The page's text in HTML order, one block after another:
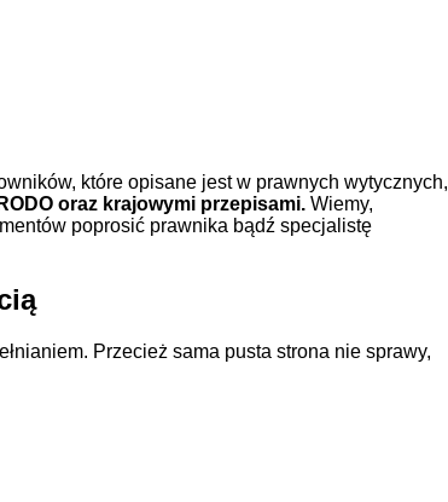
które opisane jest w prawnych wytycznych,
oraz krajowymi przepisami. Wiemy,
poprosić prawnika bądź specjalistę
Przecież sama pusta strona nie sprawy,